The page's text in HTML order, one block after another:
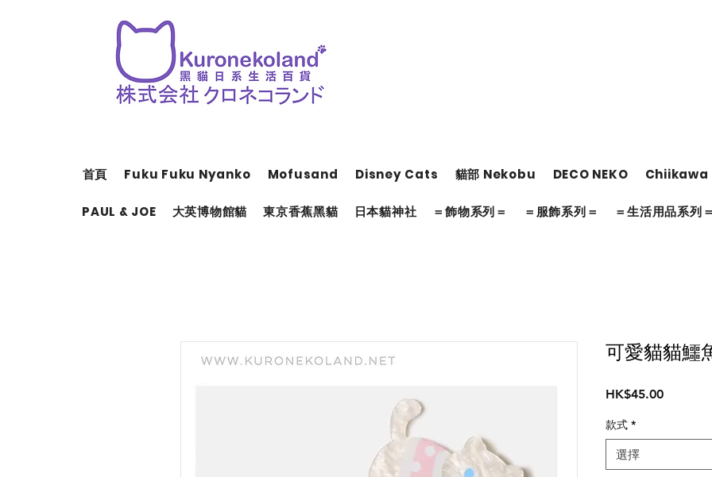
首頁 Fuku Fuku Nyanko Mofusand Disney Cats 貓部 Nekobu DECO NEKO Chiikawa
PAUL & JOE 大英博物館貓 東京香蕉黑貓 日本貓神社 ＝飾物系列＝ ＝服飾系列＝ ＝生活用品系列
可愛貓貓鱷
HK$45.00價
款式 *
選擇